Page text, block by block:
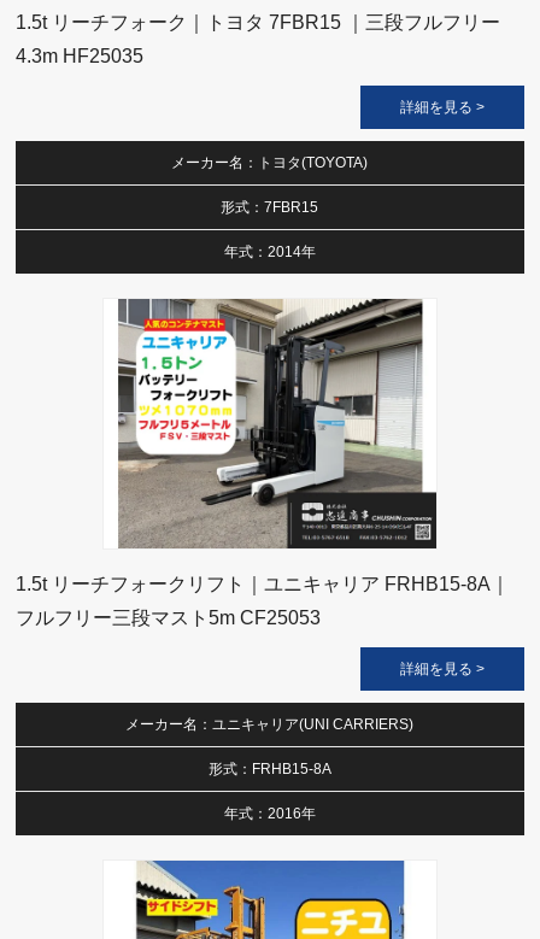
1.5t リーチフォーク｜トヨタ 7FBR15 ｜三段フルフリー
4.3m HF25035
詳細を見る >
メーカー名：トヨタ(TOYOTA)
形式：7FBR15
年式：2014年
1.5t リーチフォークリフト｜ユニキャリア FRHB15-8A｜
フルフリー三段マスト5m CF25053
詳細を見る >
メーカー名：ユニキャリア(UNI CARRIERS)
形式：FRHB15-8A
年式：2016年